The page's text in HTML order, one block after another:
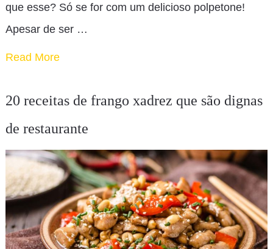
que esse? Só se for com um delicioso polpetone!
Apesar de ser …
Read More
20 receitas de frango xadrez que são dignas
de restaurante